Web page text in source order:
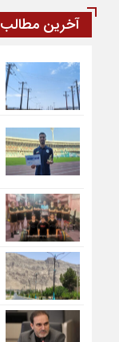
آخرین مطالب